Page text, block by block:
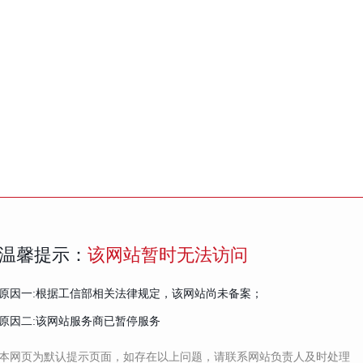
馨提示： 该网站暂时无法访问
因一:根据工信部相关法律规定，该网站尚未备案；
因二:该网站服务商已暂停服务
网页为默认提示页面，如存在以上问题，请联系网站负责人及时处理